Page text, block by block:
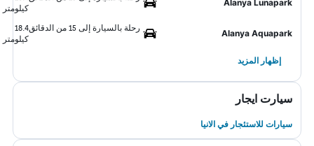
Alanya Lunapark
كيلومتر
Alanya Aquapark
رحلة بالسيارة إلى 15 من الدقائق
18.4
كيلومتر
إظهار المزيد
سيارت ايجار
سيارات للاستئجار في الانيا